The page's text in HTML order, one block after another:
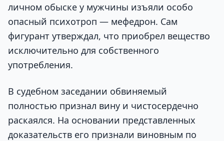
личном обыске у мужчины изъяли особо
опасный психотроп — мефедрон. Сам
фигурант утверждал, что приобрел вещество
исключительно для собственного
употребления.
В судебном заседании обвиняемый
полностью признал вину и чистосердечно
раскаялся. На основании представленных
доказательств его признали виновным по